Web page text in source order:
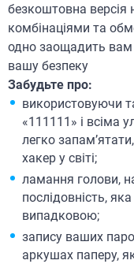
безкоштовна версія
комбінаціями та
одно заощадить вам
вашу безпеку
Забудьте про:
використовуючи
«111111» і всіма
легко
хакер у світі;
ламання голови,
послідовність,
випадковою;
запису ваших
аркушах паперу,